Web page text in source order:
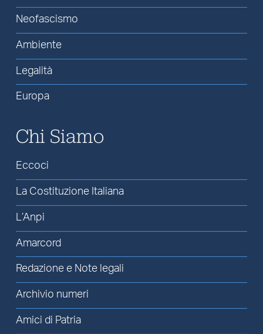
Neofascismo
Ambiente
Legalità
Europa
Chi Siamo
Eccoci
La Costituzione Italiana
L’Anpi
Amarcord
Redazione e Note legali
Archivio numeri
Amici di Patria